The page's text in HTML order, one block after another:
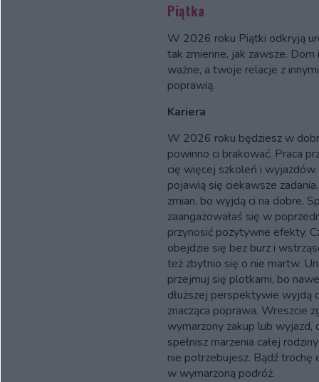
Piątka
W 2026 roku Piątki odkryją
tak zmienne, jak zawsze.
ważne, a twoje relacje z
poprawią.
Kariera
W 2026 roku będziesz w
powinno ci brakować. Praca
cię więcej szkoleń i
pojawią się ciekawsze
zmian, bo wyjdą ci na dobre.
zaangażowałaś się w
przynosić pozytywne efekty.
obejdzie się bez burz i
też zbytnio się o nie martw.
przejmuj się plotkami, bo
dłuższej perspektywie wyjdą
znacząca poprawa. Wreszcie
wymarzony zakup lub wyjazd,
spełnisz marzenia całej
nie potrzebujesz. Bądź
w wymarzoną podróż.